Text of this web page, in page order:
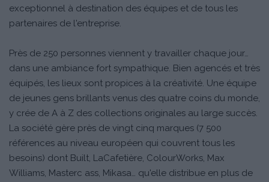
exceptionnel à destination des équipes et de tous les
partenaires de l'entreprise.
Près de 250 personnes viennent y travailler chaque jour…
dans une ambiance fort sympathique. Bien agencés et très
équipés, les lieux sont propices à la créativité. Une équipe
de jeunes gens brillants venus des quatre coins du monde,
y crée de A à Z des collections originales au large succès.
La société gère près de vingt cinq marques (7 500
références au niveau européen qui couvrent tous les
besoins) dont Built, LaCafetière, ColourWorks, Max
Williams, Masterc ass, Mikasa… qu'elle distribue en plus de